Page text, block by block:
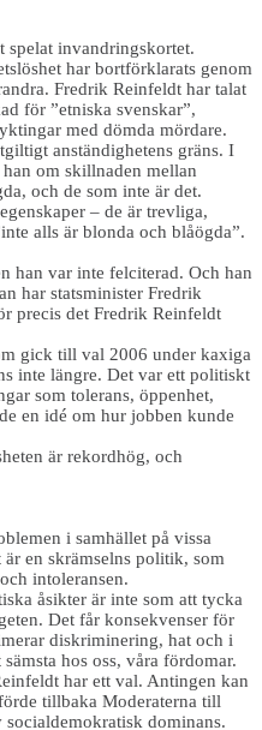
spelat invandringskortet.
har bortförklarats genom
Fredrik Reinfeldt har talat
för ”etniska svenskar”,
med dömda mördare.
anständighetens gräns. I
om skillnaden mellan
och de som inte är det.
– de är trevliga,
alls är blonda och blåögda”.
han var inte felciterad. Och han
har statsminister Fredrik
precis det Fredrik Reinfeldt
gick till val 2006 under kaxiga
inte längre. Det var ett politiskt
som tolerans, öppenhet,
en idé om hur jobben kunde
är rekordhög, och
i samhället på vissa
en skrämselns politik, som
intoleransen.
åsikter är inte som att tycka
Det får konsekvenser för
diskriminering, hat och i
hos oss, våra fördomar.
har ett val. Antingen kan
tillbaka Moderaterna till
socialdemokratisk dominans.